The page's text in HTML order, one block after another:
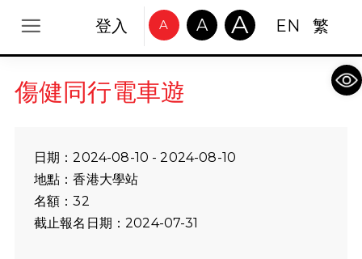
登入 A A A EN 繁
傷健同行電車遊
日期：2024-08-10 - 2024-08-10
地點：香港大學站
名額：32
截止報名日期：2024-07-31